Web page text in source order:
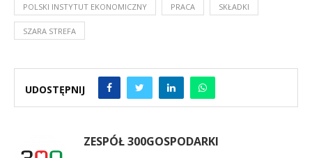
POLSKI INSTYTUT EKONOMICZNY PRACA SKŁADKI
SZARA STREFA
UDOSTĘPNIJ
ZESPÓŁ 300GOSPODARKI